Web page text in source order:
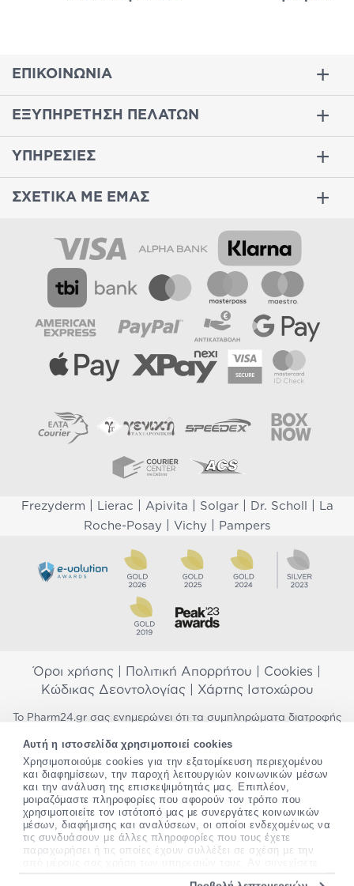
Αυτή η ιστοσελίδα χρησιμοποιεί cookies
Χρησιμοποιούμε cookies για την εξατομίκευση περιεχομένου
και διαφημίσεων, την παροχή λειτουργιών κοινωνικών μέσων
και την ανάλυση της επισκεψιμότητάς μας. Επιπλέον,
μοιραζόμαστε πληροφορίες που αφορούν τον τρόπο που
χρησιμοποιείτε τον ιστότοπό μας με συνεργάτες κοινωνικών
μέσων, διαφήμισης και αναλύσεων, οι οποίοι ενδεχομένως να
τις συνδυάσουν με άλλες πληροφορίες που τους έχετε
παραχωρήσει ή τις οποίες έχουν συλλέξει σε σχέση με την
ΕΠΙΚΟΙΝΩΝΙΑ
ΕΞΥΠΗΡΕΤΗΣΗ ΠΕΛΑΤΩΝ
ΥΠΗΡΕΣΙΕΣ
ΣΧΕΤΙΚΑ ΜΕ ΕΜΑΣ
Frezyderm Lierac Apivita Solgar| Dr. Scholl
La
Roche-Posay
Vichy Pampers
Όροι χρήσης Πολιτική Απορρήτου Cookies
Κώδικας Δεοντολογίας| Χάρτης Ιστοχώρου
Το Pharm24.gr σας ενημερώνει ότι τα συμπληρώματα διατροφής
προορίζονται για την πρόληψη, αγωγή ή θεραπεία ανθρώπινης
νόσου. Συμβουλευτείτε τον γιατρό σας εάν είστε έγκυος,
θηλάζετε, ακολουθείτε παράλληλα φαρμακευτική αγωγή ή
αντιμετωπίζετε προβλήματα υγείας πριν χρησιμοποιήσετε
οποιοδήποτε συμπλήρωμα διατροφής. Προσπαθούμε διαρκώς να
σας παρέχουμε ακριβείς και έγκυρες πληροφορίες. Σε περίπτωση
που έχετε κάποια ερώτηση ή παρατήρηση σχετικά με αυτές,
παρακαλώεπικοινωνήστε μαζί μας.